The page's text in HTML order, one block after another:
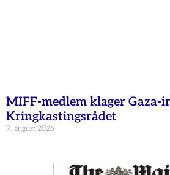
MIFF-medlem klager Gaza-
Kringkastingsrådet
7. august 2026